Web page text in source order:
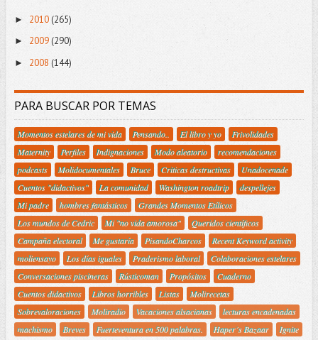
► 2010 (265)
► 2009 (290)
► 2008 (144)
PARA BUSCAR POR TEMAS
Momentos estelares de mi vida Pensando.. El libro y yo
Frivolidades
Maternity
Perfiles Indignaciones Modo aleatorio
recomendaciones
podcasts
Molidocumentales Bruce Criticas destructivas
Unadocenade
Cuentos "didactivos"
La comunidad Washington roadtrip
despellejes
Mi padre
hombres fantásticos
Grandes Momentos Etílicos
Los mundos de Cedric
Mi "no vida amorosa"
Queridos científicos
Campaña electoral
Me gustaría PisandoCharcos
Recent Keyword activity
moliensayo
Los días iguales Praderismo laboral
Colaboraciones estelares
Conversaciones piscineras
Rústicoman Propósitos
Cuaderno
Cuentos didactivos
Libros horribles Listas
Molirecetas
Sobrevaloraciones
Moliradio Vacaciones alsacianas
lecturas encadenadas
machismo
Breves Fuerteventura en 500 palabras. Haper´s Bazaar
Ignite